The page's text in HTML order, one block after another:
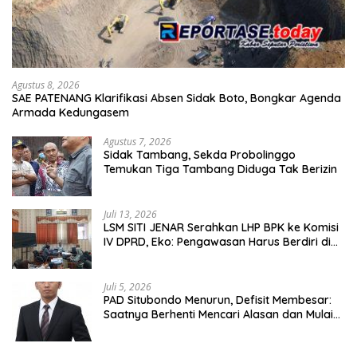
Agustus 8, 2026
SAE PATENANG Klarifikasi Absen Sidak Boto, Bongkar Agenda
Armada Kedungasem
Agustus 7, 2026
Sidak Tambang, Sekda Probolinggo
Temukan Tiga Tambang Diduga Tak Berizin
Juli 13, 2026
LSM SITI JENAR Serahkan LHP BPK ke Komisi
IV DPRD, Eko: Pengawasan Harus Berdiri di
Juli 5, 2026
PAD Situbondo Menurun, Defisit Membesar:
Saatnya Berhenti Mencari Alasan dan Mulai